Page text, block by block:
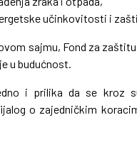
učinkovitosti i
sajmu, Fond za
u budućnost.
i prilika da se kroz
o zajedničkim